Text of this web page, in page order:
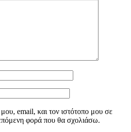
email, και τον ιστότοπο μου σε
φορά που θα σχολιάσω.